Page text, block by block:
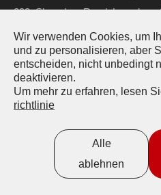
292, Shenshan Road,
Longgang District, Shenzhen,
Urheberrecht ©Riverhobby
Rechte vorbehalten.
Datenschutzrichtlinie
Wir verwenden Cookies, um
und zu personalisieren, aber
entscheiden, nicht unbedingt
deaktivieren.
Um mehr zu erfahren, lesen
richtlinie
Alle
ablehnen